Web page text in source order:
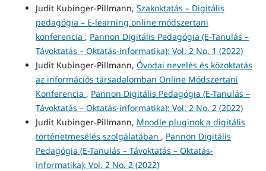
Judit Kubinger-Pillmann, Szakoktatás – Digitális
pedagógia – E-learning online módszertani
konferencia , Pannon Digitális Pedagógia (E-Tanulás –
Távoktatás – Oktatás-informatika): Vol. 2 No. 1 (2022)
Judit Kubinger-Pillmann, Óvodai nevelés és közoktatás
az információs társadalomban Online Módszertani
Konferencia , Pannon Digitális Pedagógia (E-Tanulás –
Távoktatás – Oktatás-informatika): Vol. 2 No. 2 (2022)
Judit Kubinger-Pillmann, Moodle pluginok a digitális
történetmesélés szolgálatában , Pannon Digitális
Pedagógia (E-Tanulás – Távoktatás – Oktatás-
informatika): Vol. 2 No. 2 (2022)